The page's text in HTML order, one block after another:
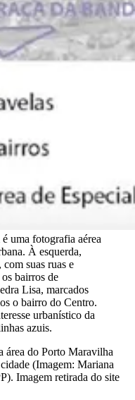
uma fotografia aérea
À esquerda,
suas ruas e
bairros de
Lisa, marcados
o bairro do Centro.
urbanístico da
azuis.
área do Porto Maravilha
(Imagem: Mariana
Imagem retirada do site